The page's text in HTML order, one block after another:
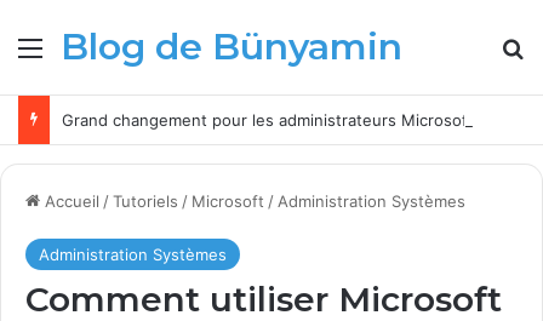
MenuBlog de Bünyamin
Accueil /Tutoriels / Microsoft / Administration Systèmes
Administration Systèmes
Comment utiliser Microsoft